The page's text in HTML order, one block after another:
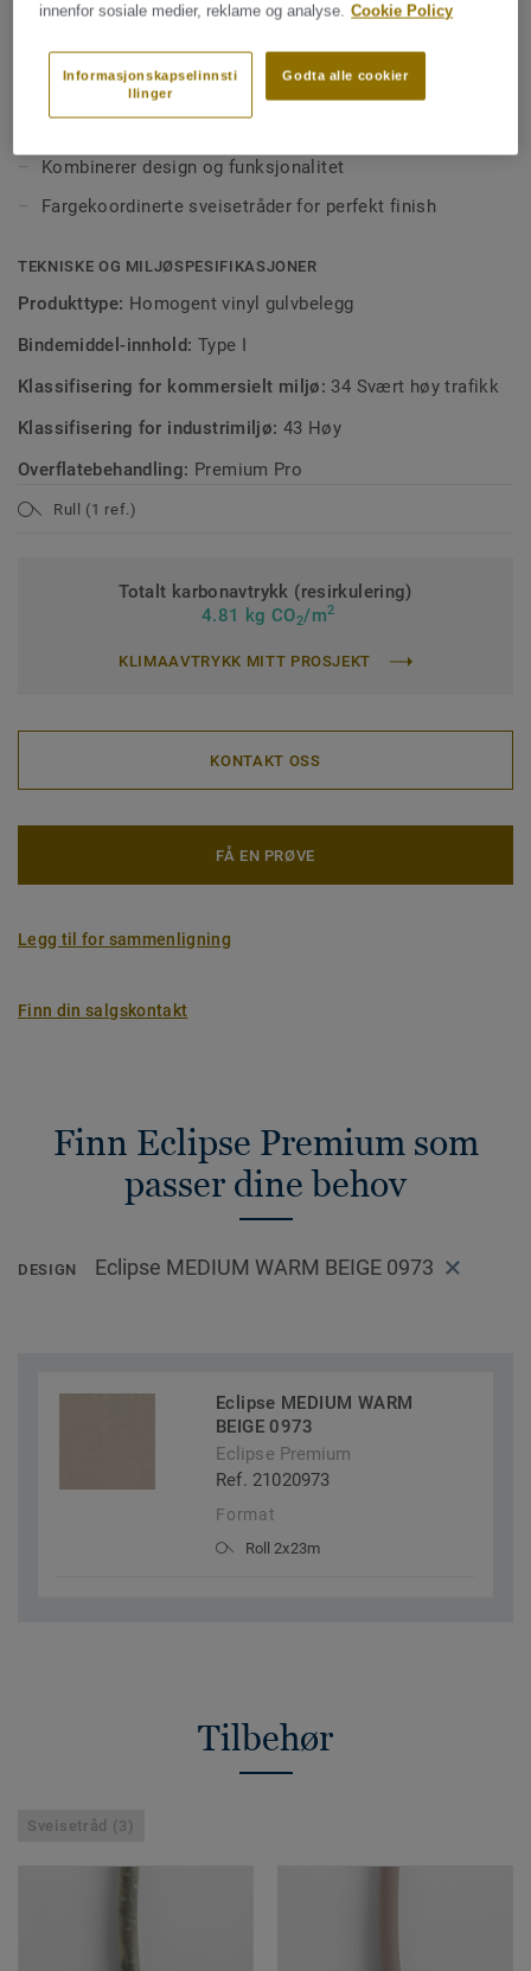
tilgjengelig i varme og kalde nøytrale toner samt friske
aksentfarger
Inneholder i gjennomsnitt 25 % resirkulert materiale
Premium Pro-overflate for enklere vedlikehold og
forbedret motstandsdyktighet
Kombinerer design og funksjonalitet
Fargekoordinerte sveisetråder for perfekt finish
TEKNISKE OG MILJØSPESIFIKASJONER
Produkttype: Homogent vinyl gulvbelegg
Bindemiddel-innhold: Type I
Klassifisering for kommersielt miljø: 34 Svært høy trafikk
Klassifisering for industrimiljø: 43 Høy
Overflatebehandling: Premium Pro
Rull (1 ref.)
Totalt karbonavtrykk (resirkulering)
4.81 kg CO2/m2
KLIMAAVTRYKK MITT PROSJEKT
KONTAKT OSS
FÅ EN PRØVE
Legg til for sammenligning
Finn din salgskontakt
Finn Eclipse Premium som
passer dine behov
DESIGN Eclipse MEDIUM WARM BEIGE 0973
Eclipse MEDIUM WARM
BEIGE 0973
Eclipse Premium
Ref. 21020973
Format
Roll 2x23m
Tilbehør
Sveisetråd (3)
innenfor sosiale medier, reklame og analyse. Cookie Policy
Godta alle cookier
Informasjonskapselinnsti
llinger